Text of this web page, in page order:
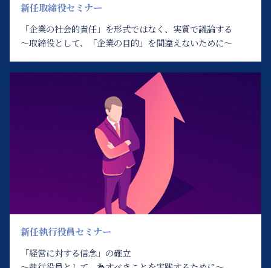
新任取締役セミナー
「企業の社会的責任」を形式ではなく、実質で議論する
～取締役として、「企業の目的」を間違えないために～
新任執行役員セミナー
「経営に対する信念」の確立